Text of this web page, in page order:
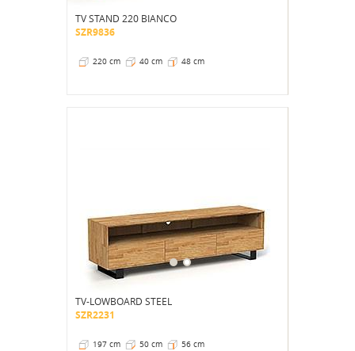
TV STAND 220 BIANCO
SZR9836
220 cm 40 cm 48 cm
TV-LOWBOARD STEEL
SZR2231
197 cm 50 cm 56 cm